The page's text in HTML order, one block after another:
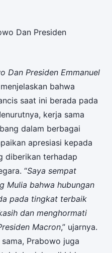
Dan Presiden Emmanuel
bahwa
saat ini berada pada
kerja sama
dalam berbagai
apresiasi kepada
diberikan terhadap
“Saya sempat
Mulia bahwa hubungan
pada tingkat terbaik
dan menghormati
Macron,” ujarnya.
Prabowo juga